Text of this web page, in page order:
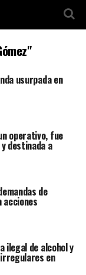
usurpada en
operativo, fue
destinada a
de
acciones
ilegal de alcohol y
en